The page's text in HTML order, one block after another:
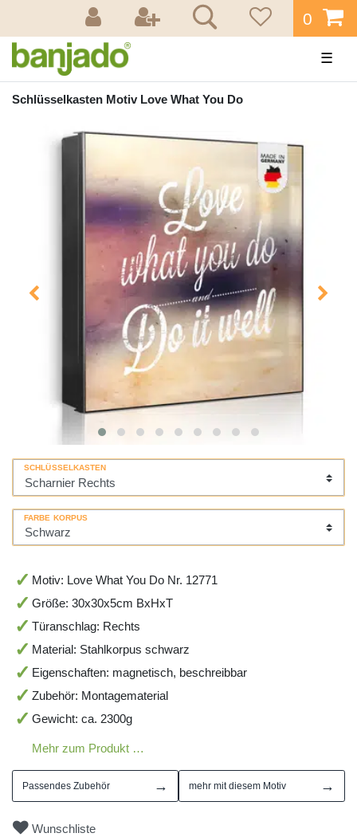
0
☰
Schlüsselkasten Motiv Love What You Do
SCHLÜSSELKASTEN
FARBE KORPUS
Motiv: Love What You Do Nr. 12771
Größe: 30x30x5cm BxHxT
Türanschlag: Rechts
Material: Stahlkorpus schwarz
Eigenschaften: magnetisch, beschreibbar
Zubehör: Montagematerial
Gewicht: ca. 2300g
Mehr zum Produkt …
Passendes Zubehör → mehr mit diesem Motiv →
Wunschliste